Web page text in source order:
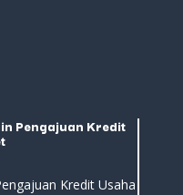
Pengajuan Kredit
Kredit Usaha